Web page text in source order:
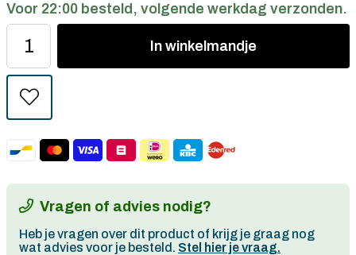
Voor 22:00 besteld, volgende werkdag verzonden.
In winkelmandje
Vragen of advies nodig?
Heb je vragen over dit product of krijg je graag nog
wat advies voor je besteld. Stel hier je vraag.